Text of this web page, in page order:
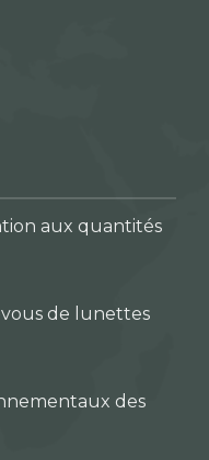
aux quantités
de lunettes
des